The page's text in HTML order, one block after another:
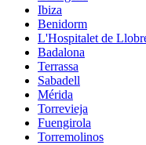
Ibiza
Benidorm
L'Hospitalet de
Badalona
Terrassa
Sabadell
Mérida
Torrevieja
Fuengirola
Torremolinos